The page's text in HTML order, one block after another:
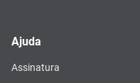
Ajuda
Assinatura